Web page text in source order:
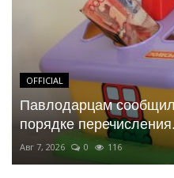
OFFICIAL
Павлодарцам
порядке
Авг 7, 2026 0 116